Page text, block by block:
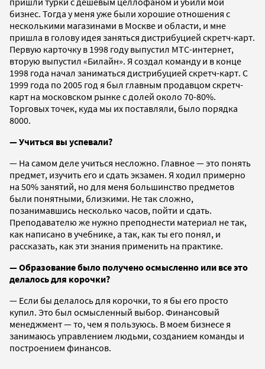
бизнес. Тогда у меня уже были хорошие отношения с
несколькими магазинами в Москве и области, и мне
пришла в голову идея заняться дистрибуцией скретч-карт.
Первую карточку в 1998 году выпустил МТС-интернет,
вторую выпустил «Билайн». Я создал команду и в конце
1998 года начал заниматься дистрибуцией скретч-карт. С
1999 года по 2005 год я был главным продавцом скретч-
карт на московском рынке с долей около 70-80%.
Торговых точек, куда мы их поставляли, было порядка
8000.
— Учиться вы успевали?
— На самом деле учиться несложно. Главное — это понять
предмет, изучить его и сдать экзамен. Я ходил примерно
на 50% занятий, но для меня большинство предметов
были понятными, близкими. Не так сложно,
позанимавшись несколько часов, пойти и сдать.
Преподавателю же нужно преподнести материал не так,
как написано в учебнике, а так, как ты его понял, и
рассказать, как эти знания применить на практике.
— Образование было получено осмысленно или все это
делалось для корочки?
— Если бы делалось для корочки, то я бы его просто
купил. Это был осмысленный выбор. Финансовый
менеджмент — то, чем я пользуюсь. В моем бизнесе я
занимаюсь управлением людьми, созданием команды и
построением финансов.